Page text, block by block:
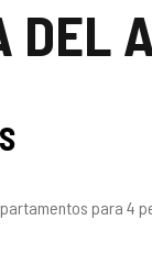
DEL
para 4